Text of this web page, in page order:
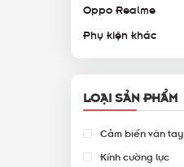
Oppo Realme
Phụ kiện khác
LOẠI SẢN PHẨM
Cảm biến vân tay
Kính cường lực